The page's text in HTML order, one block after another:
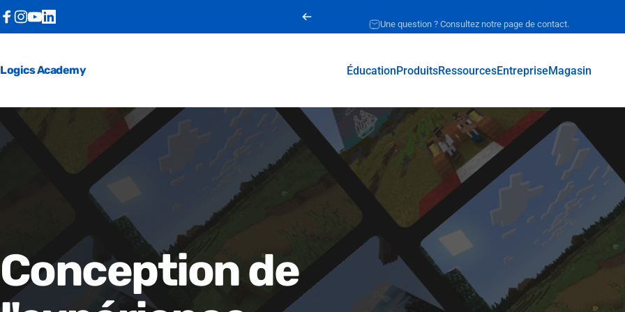
Logics Academy ÉducationProduitsRessourcesEntrepriseMagasin
Conceptionde